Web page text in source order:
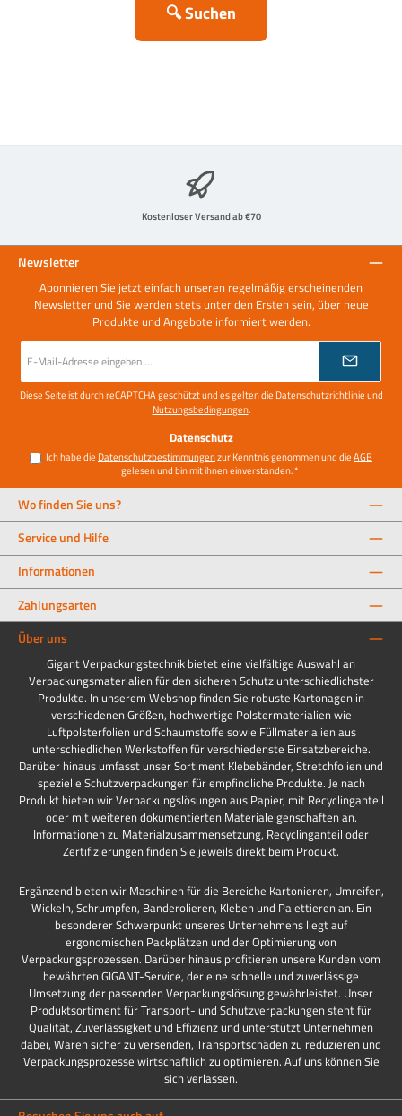
🔍 Suchen
Kostenloser Versand ab €70
Newsletter
Abonnieren Sie jetzt einfach unseren regelmäßig erscheinenden
Newsletter und Sie werden stets unter den Ersten sein, über neue
Produkte und Angebote informiert werden.
E-
Mail-
Adresse
*
Diese Seite ist durch reCAPTCHA geschützt und es gelten die Datenschutzrichtlinieund
Nutzungsbedingungen.
Datenschutz
Ich habe die Datenschutzbestimmungenzur Kenntnis genommen und dieAGB
gelesen und bin mit ihnen einverstanden.*
Wo finden Sie uns?
Service und Hilfe
Informationen
Zahlungsarten
Über uns
Gigant Verpackungstechnik bietet eine vielfältige Auswahl an
Verpackungsmaterialien für den sicheren Schutz unterschiedlichster
Produkte. In unserem Webshop finden Sie robuste Kartonagen in
verschiedenen Größen, hochwertige Polstermaterialien wie
Luftpolsterfolien und Schaumstoffe sowie Füllmaterialien aus
unterschiedlichen Werkstoffen für verschiedenste Einsatzbereiche.
Darüber hinaus umfasst unser Sortiment Klebebänder, Stretchfolien und
spezielle Schutzverpackungen für empfindliche Produkte. Je nach
Produkt bieten wir Verpackungslösungen aus Papier, mit Recyclinganteil
oder mit weiteren dokumentierten Materialeigenschaften an.
Informationen zu Materialzusammensetzung, Recyclinganteil oder
Zertifizierungen finden Sie jeweils direkt beim Produkt.
Ergänzend bieten wir Maschinen für die Bereiche Kartonieren, Umreifen,
Wickeln, Schrumpfen, Banderolieren, Kleben und Palettieren an. Ein
besonderer Schwerpunkt unseres Unternehmens liegt auf
ergonomischen Packplätzen und der Optimierung von
Verpackungsprozessen. Darüber hinaus profitieren unsere Kunden vom
bewährten GIGANT-Service, der eine schnelle und zuverlässige
Umsetzung der passenden Verpackungslösung gewährleistet. Unser
Produktsortiment für Transport- und Schutzverpackungen steht für
Qualität, Zuverlässigkeit und Effizienz und unterstützt Unternehmen
dabei, Waren sicher zu versenden, Transportschäden zu reduzieren und
Verpackungsprozesse wirtschaftlich zu optimieren. Auf uns können Sie
sich verlassen.